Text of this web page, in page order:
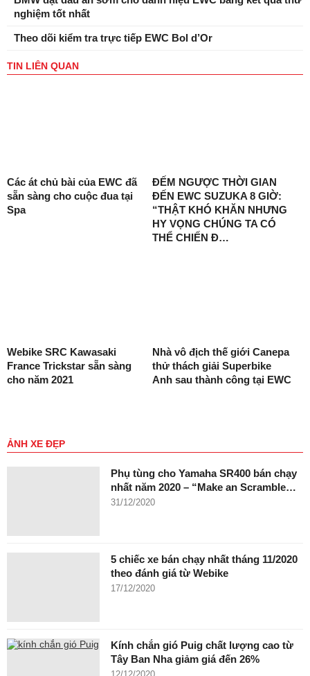
nghiệm tốt nhất
Theo dõi kiểm tra trực tiếp EWC Bol d’Or
TIN LIÊN QUAN
Các át chủ bài của EWC đã
sẵn sàng cho cuộc đua tại
Spa
ĐẾM NGƯỢC THỜI GIAN
ĐẾN EWC SUZUKA 8 GIỜ:
“THẬT KHÓ KHĂN NHƯNG
HY VỌNG CHÚNG TA CÓ
THỂ CHIẾN Đ…
Webike SRC Kawasaki
France Trickstar sẵn sàng
cho năm 2021
Nhà vô địch thế giới Canepa
thử thách giải Superbike
Anh sau thành công tại EWC
ẢNH XE ĐẸP
Phụ tùng cho Yamaha SR400 bán chạy
nhất năm 2020 – “Make an Scramble…
31/12/2020
5 chiếc xe bán chạy nhất tháng 11/2020
theo đánh giá từ Webike
17/12/2020
Kính chắn gió Puig chất lượng cao từ
Tây Ban Nha giảm giá đến 26%